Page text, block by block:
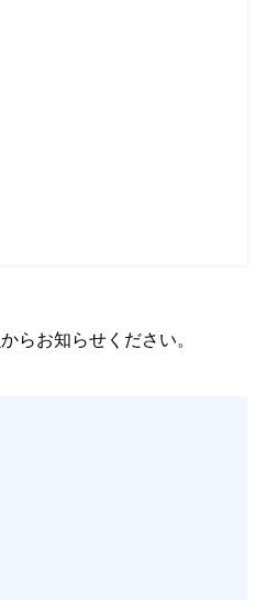
からお知らせください。